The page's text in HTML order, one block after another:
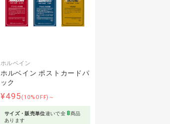
ホルベイン
ホルベイン ポストカードパ
ック
¥495(10%OFF)～
サイズ・販売単位違いで全 8商品
あります